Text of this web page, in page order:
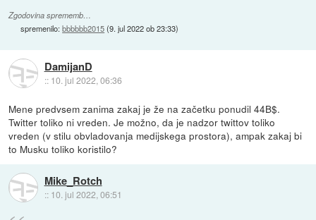
Zgodovina sprememb…
spremenilo:bbbbbb2015(9. jul 2022 ob 23:33)
DamijanD
:: 10. jul 2022, 06:36
Mene predvsem zanima zakaj je že na začetku ponudil 44B$.
Twitter toliko ni vreden. Je možno, da je nadzor twittov toliko
vreden (v stilu obvladovanja medijskega prostora), ampak zakaj bi
to Musku toliko koristilo?
Mike_Rotch
:: 10. jul 2022, 06:51